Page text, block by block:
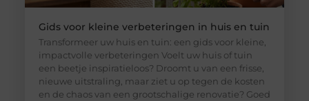
Gids voor kleine verbeteringen in huis en tuin
Transformeer uw huis en tuin: een gids voor kleine,
impactvolle verbeteringen Voelt uw huis of tuin
een beetje inspiratieloos? Droomt u van een frisse,
nieuwe uitstraling, maar ziet u op tegen de kosten
en de chaos van een grootschalige renovatie? Goed